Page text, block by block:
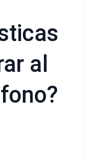
al